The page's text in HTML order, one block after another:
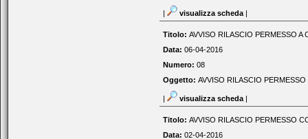
visualizza scheda|
Titolo: AVVISO RILASCIO PERMESSO A
Data: 06-04-2016
Numero: 08
Oggetto: AVVISO RILASCIO
visualizza scheda|
Titolo: AVVISO RILASCIO PERMESSO
Data: 02-04-2016